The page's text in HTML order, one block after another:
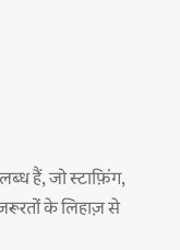
हैं, जो स्टाफ़िंग,
के लिहाज़ से